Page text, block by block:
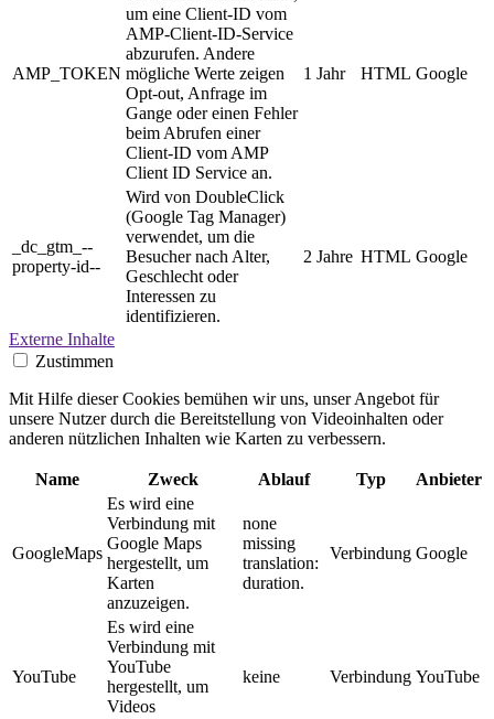
AMP_TOKEN
um eine Client-ID vom
AMP-Client-ID-Service
abzurufen. Andere
mögliche Werte zeigen
Opt-out, Anfrage im
Gange oder einen Fehler
beim Abrufen einer
Client-ID vom AMP
Client ID Service an.
1 Jahr HTML Google
_dc_gtm_--
property-id--
Wird von DoubleClick
(Google Tag Manager)
verwendet, um die
Besucher nach Alter,
Geschlecht oder
Interessen zu
identifizieren.
2 Jahre HTML Google
Externe Inhalte
Zustimmen
Mit Hilfe dieser Cookies bemühen wir uns, unser Angebot für
unsere Nutzer durch die Bereitstellung von Videoinhalten oder
anderen nützlichen Inhalten wie Karten zu verbessern.
Name Zweck Ablauf Typ Anbieter
GoogleMaps
Es wird eine
Verbindung mit
Google Maps
hergestellt, um
Karten
anzuzeigen.
none
missing
translation:
duration.
Verbindung Google
YouTube
Es wird eine
Verbindung mit
YouTube
hergestellt, um
Videos
keine Verbindung YouTube